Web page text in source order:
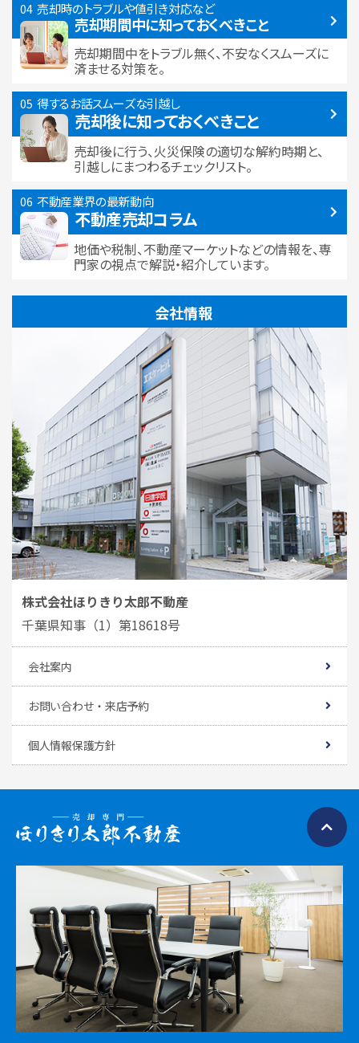
売却時のトラブルや値引き対応など
売却期間中に知っておくべきこと
売却期間中をトラブル無く、不安なくスムーズに
済ませる対策を。
得するお話スムーズな引越し
売却後に知っておくべきこと
売却後に行う、火災保険の適切な解約時期と、
引越しにまつわるチェックリスト。
不動産業界の最新動向
不動産売却コラム
地価や税制、不動産マーケットなどの情報を、専
門家の視点で解説・紹介しています。
会社情報
株式会社ほりきり太郎不動産
千葉県知事（1）第18618号
会社案内
お問い合わせ・来店予約
個人情報保護方針